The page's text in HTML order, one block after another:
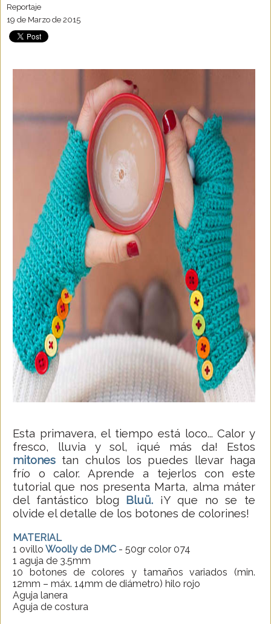
Reportaje
19 de Marzo de 2015
Esta primavera, el tiempo está loco... Calor y
fresco, lluvia y sol, ¡qué más da! Estos
mitones tan chulos los puedes llevar haga
frío o calor. Aprende a tejerlos con este
tutorial que nos presenta Marta, alma máter
del fantástico blog Bluü. ¡Y que no se te
olvide el detalle de los botones de colorines!
MATERIAL
1 ovillo Woolly de DMC - 50gr color 074
1 aguja de 3.5mm
10 botones de colores y tamaños variados (min.
12mm – máx. 14mm de diámetro) hilo rojo
Aguja lanera
Aguja de costura